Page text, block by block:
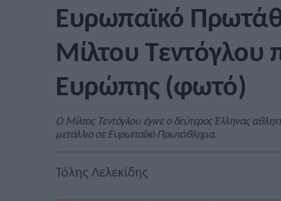
Ευρωπαϊκό
Μίλτου Τεντόγλου
Ευρώπης (φωτό)
Ο Μίλτος Τεντόγλου έγινε ο δεύτερος Έλληνας
μετάλλιο σε Ευρωπαϊκό Πρωτάθλημα.
Τόλης Λελεκίδης